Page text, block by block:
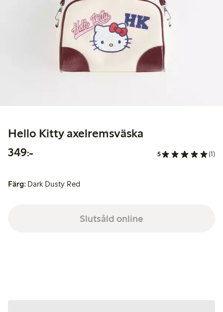
Hello Kitty axelremsväska
349:-349,00 kr 5 (1)
Färg: Dark Dusty Red
Slutsåld online